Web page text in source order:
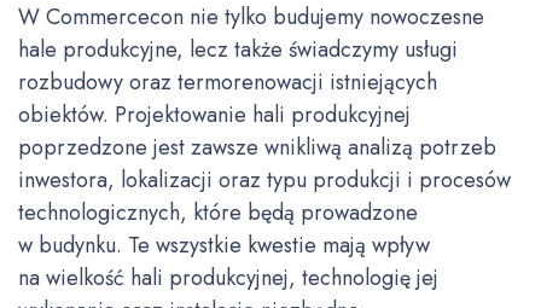
W Commercecon nie tylko budujemy nowoczesne
hale produkcyjne, lecz także świadczymy usługi
rozbudowy oraz termorenowacji istniejących
obiektów. Projektowanie hali produkcyjnej
poprzedzone jest zawsze wnikliwą analizą potrzeb
inwestora, lokalizacji oraz typu produkcji i procesów
technologicznych, które będą prowadzone
w budynku. Te wszystkie kwestie mają wpływ
na wielkość hali produkcyjnej, technologię jej